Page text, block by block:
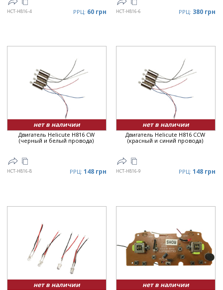
HCT-H816-4 РРЦ: 60 грн HCT-H816-6 РРЦ: 380 грн
нет в наличии
Двигатель Helicute H816 CW
(черный и белый провода)
HCT-H816-8 РРЦ: 148 грн
нет в наличии
Двигатель Helicute H816 CCW
(красный и синий провода)
HCT-H816-9 РРЦ: 148 грн
нет в наличии нет в наличии